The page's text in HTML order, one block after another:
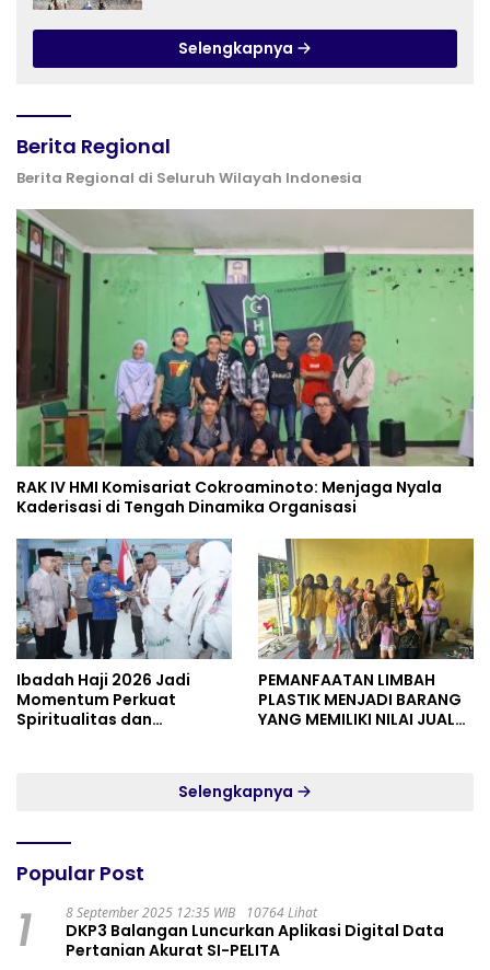
Selengkapnya
Berita Regional
Berita Regional di Seluruh Wilayah Indonesia
RAK IV HMI Komisariat Cokroaminoto: Menjaga Nyala
Kaderisasi di Tengah Dinamika Organisasi
Ibadah Haji 2026 Jadi
Momentum Perkuat
Spiritualitas dan
PEMANFAATAN LIMBAH
PLASTIK MENJADI BARANG
YANG MEMILIKI NILAI JUAL
Selengkapnya
Popular Post
1 8 September 2025 12:35 WIB 10764 Lihat
DKP3 Balangan Luncurkan Aplikasi Digital Data
Pertanian Akurat SI-PELITA